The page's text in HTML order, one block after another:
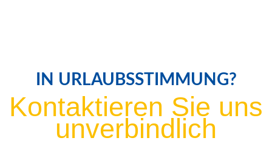
IN URLAUBSSTIMMUNG?
Kontaktieren Sie uns
unverbindlich